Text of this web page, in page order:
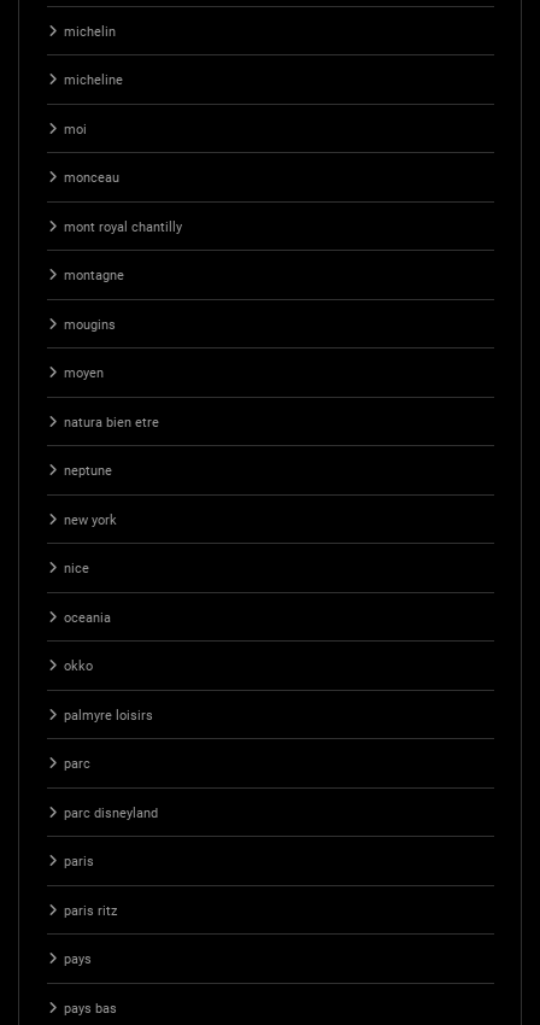
michelin
micheline
moi
monceau
mont royal chantilly
montagne
mougins
moyen
natura bien etre
neptune
new york
nice
oceania
okko
palmyre loisirs
parc
parc disneyland
paris
paris ritz
pays
pays bas